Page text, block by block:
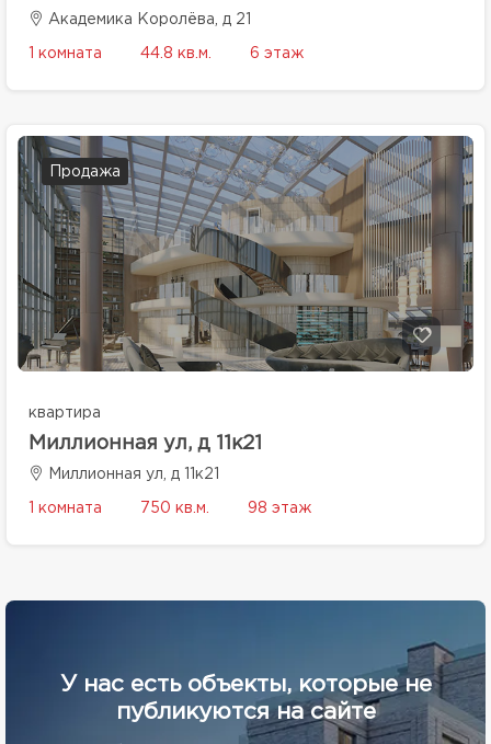
Академика Королёва, д 21
1 комната 44.8 кв.м. 6 этаж
Продажа
квартира
Миллионная ул, д 11к21
Миллионная ул, д 11к21
1 комната 750 кв.м. 98 этаж
У нас есть объекты, которые не
публикуются на сайте